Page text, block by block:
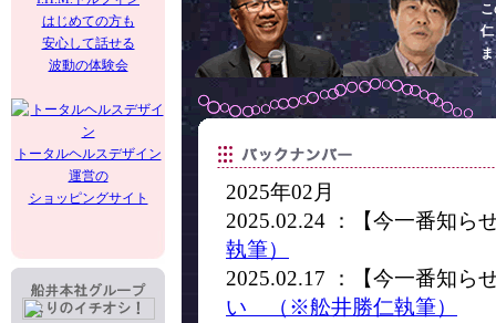
はじめての方も
安心して話せる
波動の体験会
トータルヘルスデザイン
運営の
ショッピングサイト
2025年02月
2025.02.24 ：【今一番知ら
執筆）
2025.02.17 ：【今一番知ら
い （※舩井勝仁執筆）